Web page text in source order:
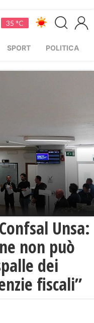
35 °C
SPORT POLITICA
Unsa:
non può
dei
fiscali”